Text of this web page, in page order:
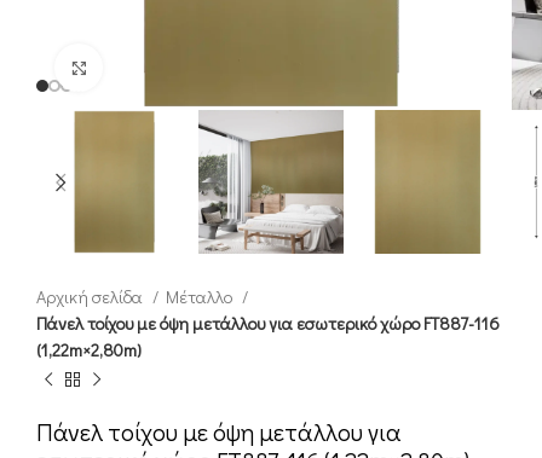
Αρχική σελίδα
Μέταλλο
Πάνελ τοίχου με όψη μετάλλου για εσωτερικό χώρο FT887-116
(1,22m×2,80m)
Πάνελ τοίχου με όψη μετάλλου για